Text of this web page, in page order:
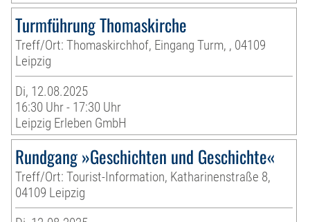
Turmführung Thomaskirche
Treff/Ort: Thomaskirchhof, Eingang Turm, , 04109
Leipzig
Di, 12.08.2025
16:30 Uhr - 17:30 Uhr
Leipzig Erleben GmbH
Rundgang »Geschichten und Geschichte«
Treff/Ort: Tourist-Information, Katharinenstraße 8,
04109 Leipzig